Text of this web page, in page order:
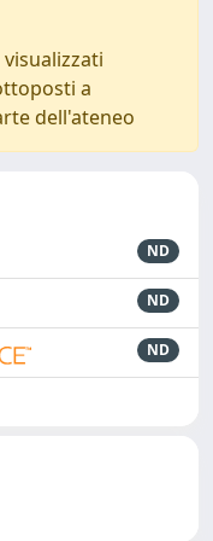
a
dell'ateneo
ND
ND
ND